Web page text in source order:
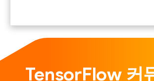
TensorFlow 커